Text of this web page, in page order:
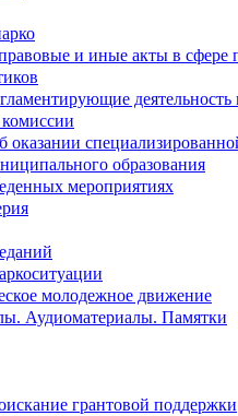
и иные акты в сфере
деятельность
образования
мероприятиях
молодежное движение
Аудиоматериалы. Памятки
грантовой поддержки